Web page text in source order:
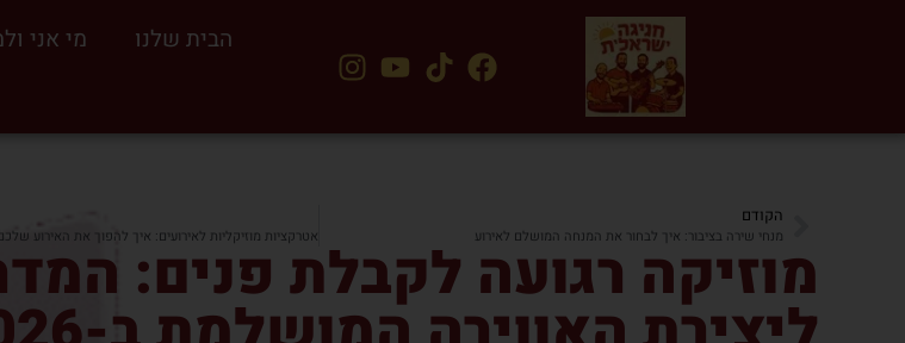
הבית שלנו מי אני
הקודם
מנחי שירה בציבור: איך לבחור את המנחה המושלם לאירוע
מוזיקה רגועה לקבלת פנים: